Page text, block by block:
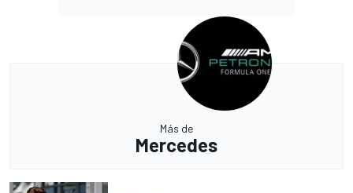
Más de
Mercedes